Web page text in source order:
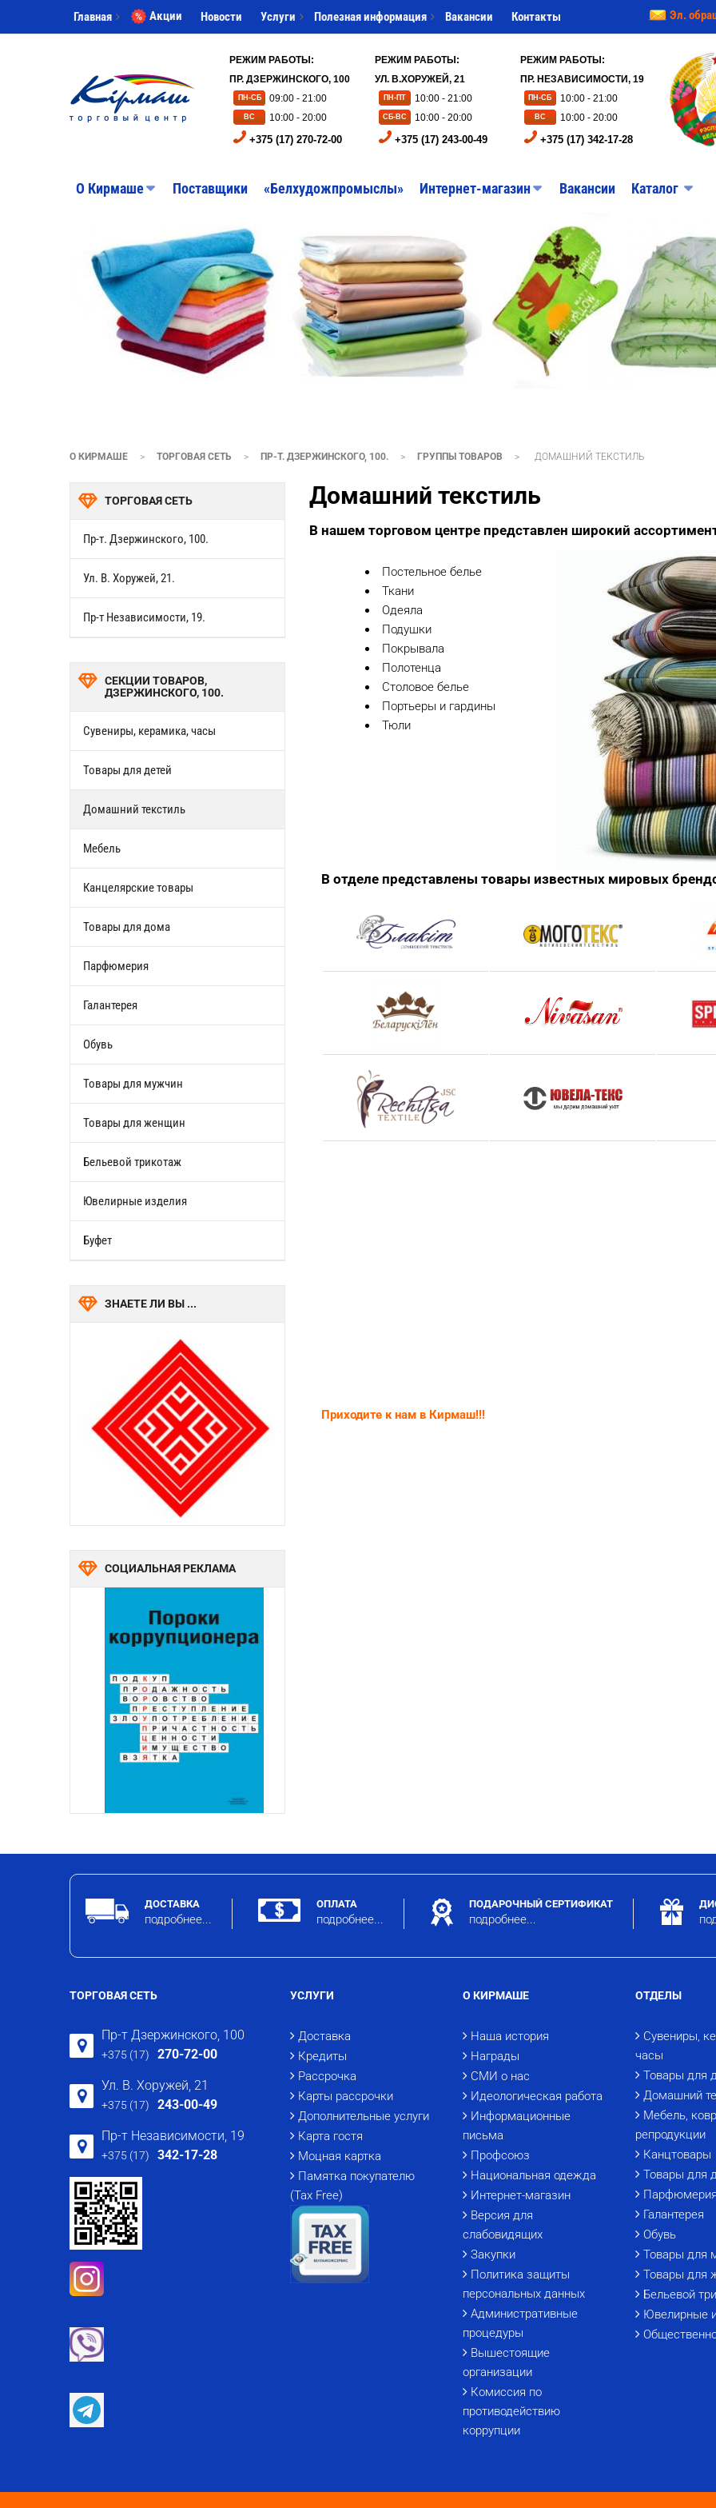
Главная Акции Новости Услуги Полезная информация Вакансии Контакты Эл.
РЕЖИМ РАБОТЫ:
ПР. ДЗЕРЖИНСКОГО, 100
ПН-СБ 09:00 - 21:00
ВС 10:00 - 20:00
+375 (17) 270-72-00
РЕЖИМ РАБОТЫ:
УЛ. В.ХОРУЖЕЙ, 21
ПН-ПТ 10:00 - 21:00
СБ-ВС 10:00 - 20:00
+375 (17) 243-00-49
РЕЖИМ РАБОТЫ:
ПР. НЕЗАВИСИМОСТИ, 19
ПН-СБ 10:00 - 21:00
ВС 10:00 - 20:00
+375 (17) 342-17-28
O Кирмаше Поставщики «Белхудожпромыслы» Интернет-магазин Вакансии Каталог
О КИРМАШЕ > ТОРГОВАЯ СЕТЬ > ПР-Т. ДЗЕРЖИНСКОГО, 100. > ГРУППЫ ТОВАРОВ > ДОМАШНИЙ ТЕКСТИЛЬ
Домашний текстиль
В нашем торговом центре представлен широкий
Постельное белье
Ткани
Одеяла
Подушки
Покрывала
Полотенца
Столовое белье
Портьеры и гардины
Тюли
В отделе представлены товары известных мировых
Приходите к нам в Кирмаш!!!
ТОРГОВАЯ СЕТЬ
Пр-т. Дзержинского, 100.
Ул. В. Хоружей, 21.
Пр-т Независимости, 19.
СЕКЦИИ ТОВАРОВ,
ДЗЕРЖИНСКОГО, 100.
Сувениры, керамика, часы
Товары для детей
Домашний текстиль
Мебель
Канцелярские товары
Товары для дома
Парфюмерия
Галантерея
Обувь
Товары для мужчин
Товары для женщин
Бельевой трикотаж
Ювелирные изделия
Буфет
ЗНАЕТЕ ЛИ ВЫ ...
СОЦИАЛЬНАЯ РЕКЛАМА
ДОСТАВКА
подробнее...
ОПЛАТА
подробнее...
ПОДАРОЧНЫЙ СЕРТИФИКАТ
подробнее...
ТОРГОВАЯ СЕТЬ
Пр-т Дзержинского, 100
+375 (17) 270-72-00
Ул. В. Хоружей, 21
+375 (17) 243-00-49
Пр-т Независимости, 19
+375 (17) 342-17-28
УСЛУГИ
Доставка
Кредиты
Рассрочка
Карты рассрочки
Дополнительные услуги
Карта гостя
Моцная картка
Памятка покупателю
(Tax Free)
О КИРМАШЕ
Наша история
Награды
СМИ о нас
Идеологическая работа
Информационные
письма
Профсоюз
Национальная одежда
Интернет-магазин
Версия для
слабовидящих
Закупки
Политика защиты
персональных данных
Административные
процедуры
Вышестоящие
организации
Комиссия по
противодействию
коррупции
ОТДЕЛЫ
Сувениры,
часы
Товары для
Домашний
Мебель,
репродукции
Канцтовары
Товары для
Галантерея
Обувь
Товары для
Товары для
Бельевой
Ювелирные